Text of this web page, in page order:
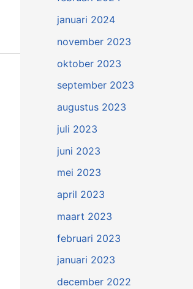
januari 2024
november 2023
oktober 2023
september 2023
augustus 2023
juli 2023
juni 2023
mei 2023
april 2023
maart 2023
februari 2023
januari 2023
december 2022